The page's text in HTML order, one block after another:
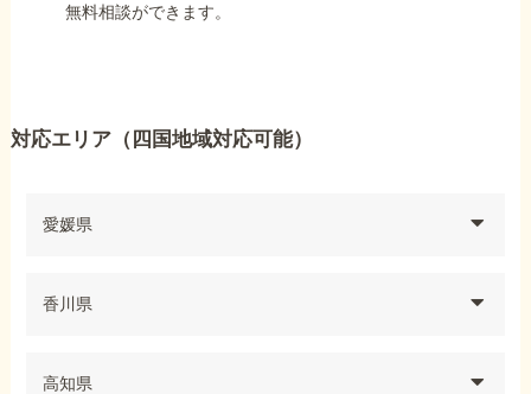
無料相談ができます。
対応エリア（四国地域対応可能）
愛媛県
香川県
高知県